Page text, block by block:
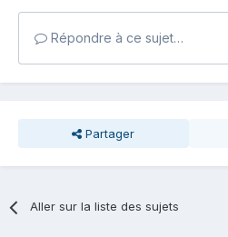
Répondre à ce sujet…
Partager
Aller sur la liste des sujets